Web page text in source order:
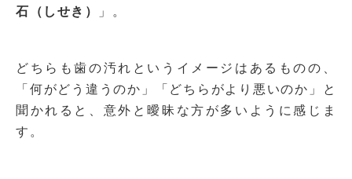
石（しせき）
」。
どちらも歯の汚れというイメージはあるものの、
「何がどう違うのか」「どちらがより悪いのか」と
聞かれると、意外と曖昧な方が多いように感じま
す。